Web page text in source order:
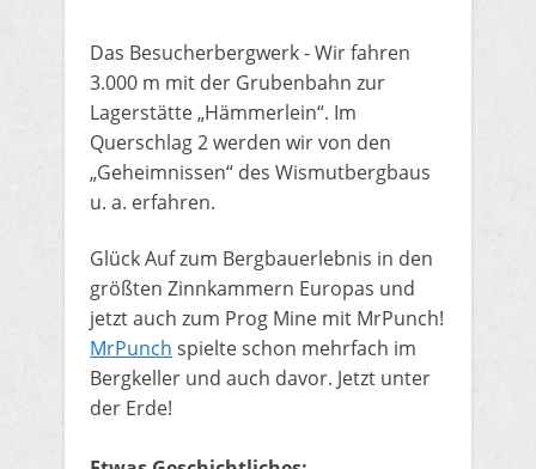
​Das Besucherbergwerk - Wir fahren
3.000 m mit der Grubenbahn zur
Lagerstätte „Hämmerlein“. Im
Querschlag 2 werden wir von den
„Geheimnissen“ des Wismutbergbaus
u. a. erfahren.
​Glück Auf zum Bergbauerlebnis in den
größten Zinnkammern Europas und
jetzt auch zum Prog Mine mit MrPunch!
MrPunch spielte schon mehrfach im
Bergkeller und auch davor. Jetzt unter
der Erde!